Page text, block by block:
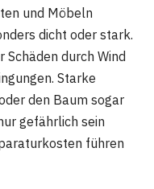
und Möbeln
dicht oder stark.
durch Wind
Starke
den Baum sogar
gefährlich sein
führen